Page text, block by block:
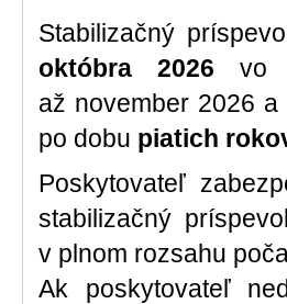
Stabilizačný
októbra 2026 vo
až november 2026
po dobu piatich
Poskytovateľ
stabilizačný
v plnom rozsahu
Ak poskytovateľ